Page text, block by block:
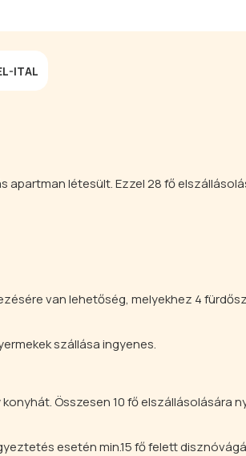
ITAL
létesült. Ezzel 28 fő
van lehetőség, melyekhez 4
szállása ingyenes.
Összesen 10 fő elszállásolására
esetén min.15 fő felett